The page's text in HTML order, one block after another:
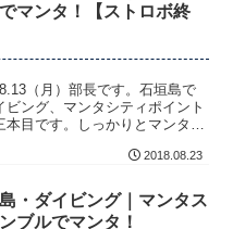
マンタ！【ストロボ終
（月）部長です。石垣島で
ビング、マンタシティポイント
本目です。しっかりとマンタを
2018.08.23
・ダイビング｜マンタス
ブルでマンタ！